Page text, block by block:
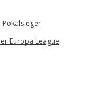
Europa League